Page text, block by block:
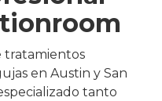
tratamientos
en Austin y San
tanto